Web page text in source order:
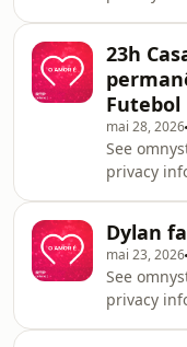
23h
Futebol
mai 28, 2026
See
privacy
Dylan
mai 23, 2026
See
privacy